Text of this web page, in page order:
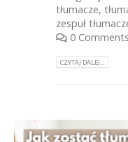
tłumacze,
zespuł
0 Comments
CZYTAJ DALEJ...